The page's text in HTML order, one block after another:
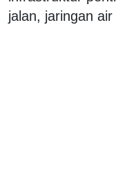
jalan, jaringan